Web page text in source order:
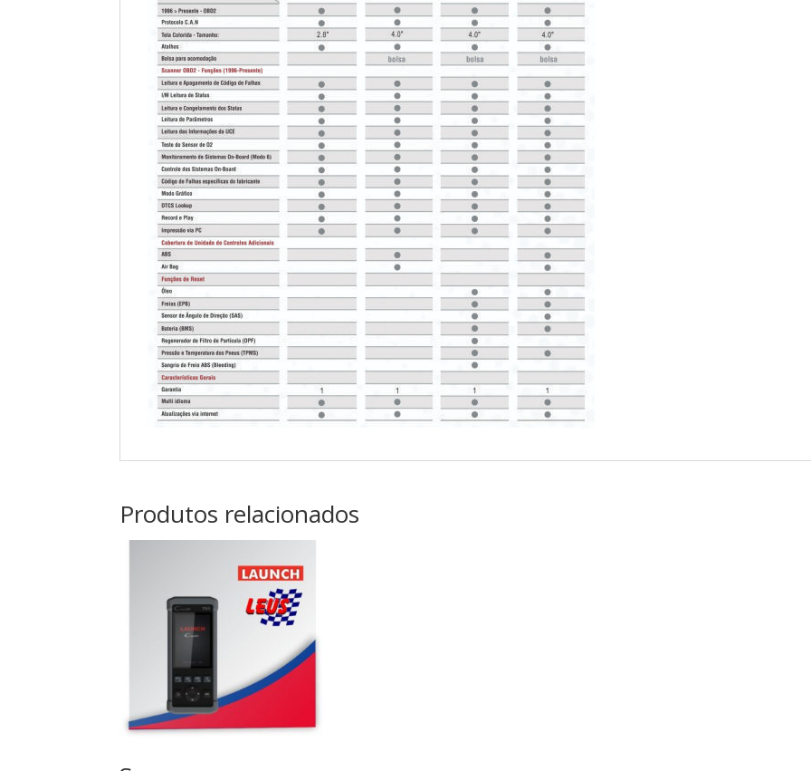
Produtos relacionados